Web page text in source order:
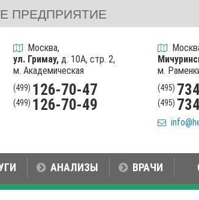
ПРЕДПРИЯТИЕ
Москва,
ул. Гримау,д. 10А, стр. 2,
м. Академическая
(499) 126-70-47
(499) 126-70-49
м.
(495)
(495)
АНАЛИЗЫ ВРАЧИ